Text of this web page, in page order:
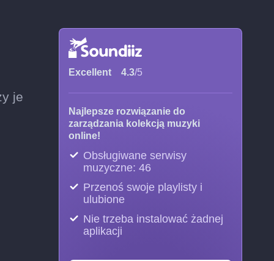
je
Excellent 4.3/5
Najlepsze rozwiązanie do
zarządzania kolekcją muzyki
online!
Obsługiwane serwisy
muzyczne: 46
Przenoś swoje playlisty i
ulubione
Nie trzeba instalować żadnej
aplikacji